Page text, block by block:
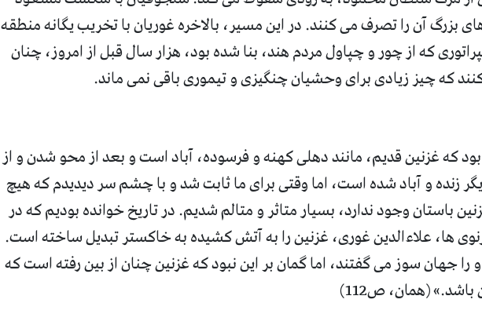
بزرگ آن را تصرف می کنند.در این مسیر، بالاخره غوریان با تخریب یگانه منطقه
که از چور و چپاول مردم هند، بنا شده بود، هزار سال قبل از امروز، چنان
که چیز زیادی برای وحشیان چنگیزی و تیموری باقی نمی ماند.
که غزنین قدیم، مانند دهلی کهنه و فرسوده، آباد است و بعد از محو شدن و از
زنده و آباد شده است، اما وقتی برای ما ثابت شد و با چشم سر دیدیدم که هیچ
باستان وجود ندارد، بسیار متاثر و متالم شدیم.در تاریخ خوانده بودیم که در
ها، علاءالدین غوری، غزنین را به آتش کشیده به خاکستر تبدیل ساخته است.
را جهان سوز می گفتند، اما گمان بر این نبود که غزنین چنان از بین رفته است که
باشد.» (همان، ص112)